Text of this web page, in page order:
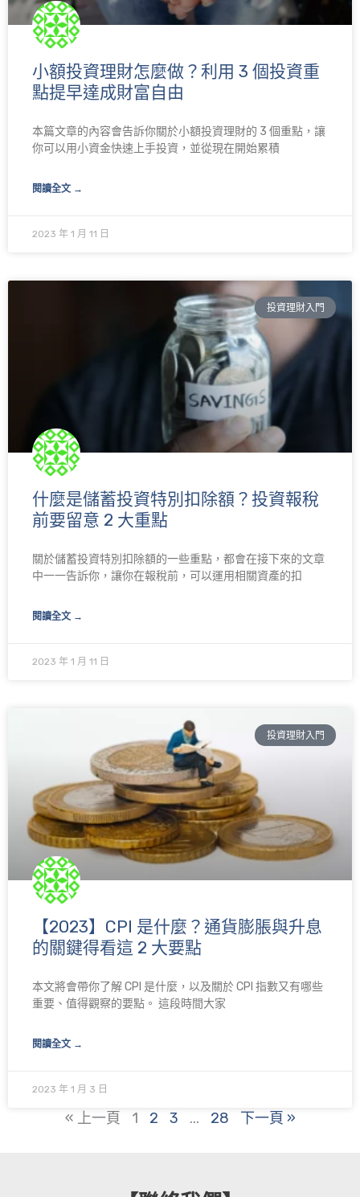
小額投資理財怎麼做？利用 3 個投資重
點提早達成財富自由
本篇文章的內容會告訴你關於小額投資理財的 3 個重點，讓
你可以用小資金快速上手投資，並從現在開始累積
閱讀全文 →
2023 年 1 月 11 日
投資理財入門
什麼是儲蓄投資特別扣除額？投資報稅
前要留意 2 大重點
關於儲蓄投資特別扣除額的一些重點，都會在接下來的文章
中一一告訴你，讓你在報稅前，可以運用相關資產的扣
閱讀全文 →
2023 年 1 月 11 日
投資理財入門
【2023】CPI 是什麼？通貨膨脹與升息
的關鍵得看這 2 大要點
本文將會帶你了解 CPI 是什麼，以及關於 CPI 指數又有哪些
重要、值得觀察的要點。 這段時間大家
閱讀全文 →
2023 年 1 月 3 日
« 上一頁 1 2 3 ... 28 下一頁 »